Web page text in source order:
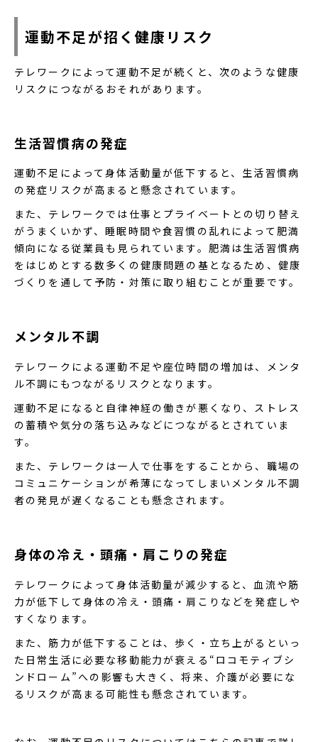
運動不足が招く健康リスク
テレワークによって運動不足が続くと、次のような健康
リスクにつながるおそれがあります。
生活習慣病の発症
運動不足によって身体活動量が低下すると、生活習慣病
の発症リスクが高まると懸念されています。
また、テレワークでは仕事とプライベートとの切り替え
がうまくいかず、睡眠時間や食習慣の乱れによって肥満
傾向になる従業員も見られています。肥満は生活習慣病
をはじめとする数多くの健康問題の基となるため、健康
づくりを通して予防・対策に取り組むことが重要です。
メンタル不調
テレワークによる運動不足や座位時間の増加は、メンタ
ル不調にもつながるリスクとなります。
運動不足になると自律神経の働きが悪くなり、ストレス
の蓄積や気分の落ち込みなどにつながるとされていま
す。
また、テレワークは一人で仕事をすることから、職場の
コミュニケーションが希薄になってしまいメンタル不調
者の発見が遅くなることも懸念されます。
身体の冷え・頭痛・肩こりの発症
テレワークによって身体活動量が減少すると、血流や筋
力が低下して身体の冷え・頭痛・肩こりなどを発症しや
すくなります。
また、筋力が低下することは、歩く・立ち上がるといっ
た日常生活に必要な移動能力が衰える“ロコモティブシ
ンドローム”への影響も大きく、将来、介護が必要にな
るリスクが高まる可能性も懸念されています。